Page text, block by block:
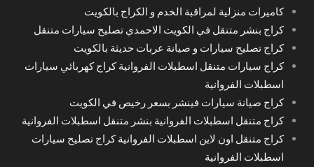
كاميرات منزلية لمراقبة الخدم و الكراج بالكويت
كراج بنشر متنقل في الكويت الاحمدي تصليح سيارات متنقل
كراج تصليح سيارات و صيانة عربات حديثة بالكويت
كراج سيارات متنقل اسطبلات الفروانية كراج كهربائي سيارات
اسطبلات الفروانية
كراج صيانة سيارات فينشر بسعر رخيص في الكويت
كراج متنقل اسطبلات الفروانية بنشر متنقل اسطبلات الفروانية
كراج متنقل اون لاين اسطبلات الفروانية كراج تصليح سيارات
اسطبلات الفروانية